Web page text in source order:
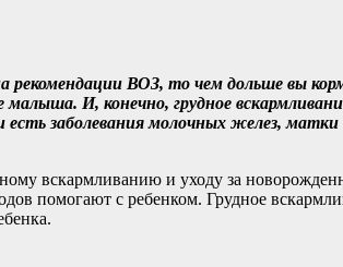
рекомендации ВОЗ, то чем дольше вы
И, конечно, грудное
заболевания молочных желез, матки
вскармливанию и уходу за
помогают с ребенком. Грудное